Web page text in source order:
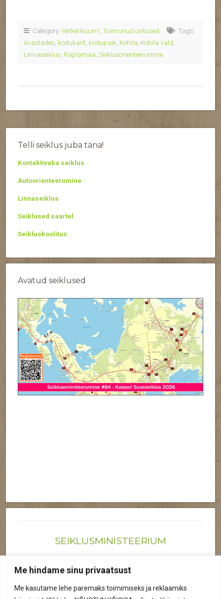
Me hindame sinu privaatsust
Me kasutame lehe paremaks toimimiseks ja reklaamiks
Category: Hetkel kuum! Toimunud üritused
Tags:
Avastades kodukant kodupaik Kohila Kohila vald
Linnaseiklus Raplamaa Seiklusorienteerumine
Telli seiklus juba täna!
Kontaktivaba seiklus
Autoorienteerumine
Linnaseiklus
Seiklused saartel
Seikluskoolitus
Avatud seiklused
SEIKLUSMINISTEERIUM
Reg nr: 12041719
Privaatsuspoliitika